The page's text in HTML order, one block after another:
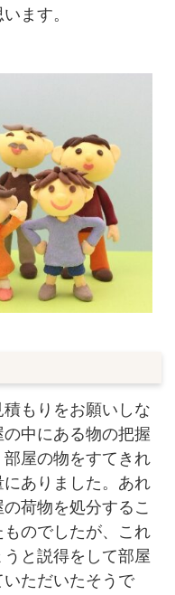
ます。
もりをお願いしな
中にある物の把握
屋の物をすてきれ
ありました。あれ
荷物を処分するこ
のでしたが、これ
と説得をして部屋
ただいたそうで